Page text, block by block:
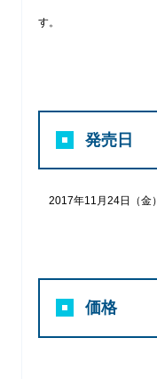
す。
発売日
2017年11月24日（金）
価格